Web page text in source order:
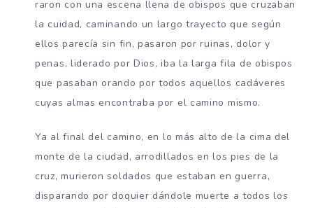
raron con una escena llena de obispos que cruzaban
la cuidad, caminando un largo trayecto que según
ellos parecía sin fin, pasaron por ruinas, dolor y
penas, liderado por Dios, iba la larga fila de obispos
que pasaban orando por todos aquellos cadáveres
cuyas almas encontraba por el camino mismo.
Ya al final del camino, en lo más alto de la cima del
monte de la ciudad, arrodillados en los pies de la
cruz, murieron soldados que estaban en guerra,
disparando por doquier dándole muerte a todos los